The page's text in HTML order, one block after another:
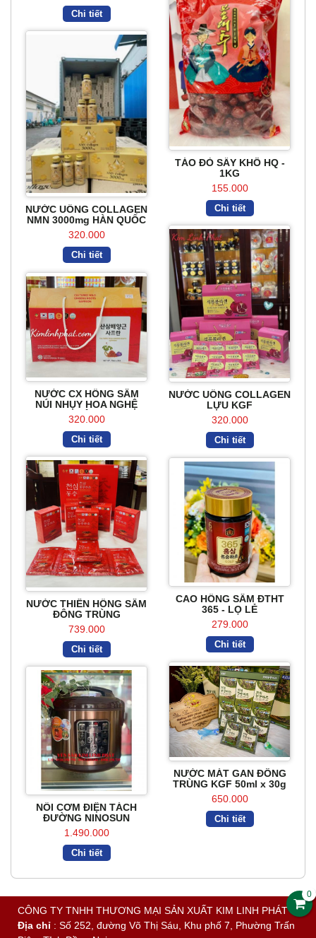
Chi tiết
TÁO ĐỎ SẤY KHÔ HQ -
1KG
155.000
Chi tiết
NƯỚC UỐNG COLLAGEN
NMN 3000mg HÀN QUỐC
10 Chai x 75ml
320.000
Chi tiết
NƯỚC UỐNG COLLAGEN
LỰU KGF
320.000
Chi tiết
NƯỚC CX HỒNG SÂM
NÚI NHỤY HOA NGHỆ
TÂY
320.000
Chi tiết
NƯỚC THIÊN HỒNG SÂM
ĐÔNG TRÙNG
739.000
Chi tiết
CAO HỒNG SÂM ĐTHT
365 - LỌ LẺ
279.000
Chi tiết
NƯỚC MÁT GAN ĐÔNG
TRÙNG KGF 50ml x 30g
650.000
Chi tiết
NỒI CƠM ĐIỆN TÁCH
ĐƯỜNG NINOSUN
1.490.000
Chi tiết
CÔNG TY TNHH THƯƠNG MẠI SẢN XUẤT KIM LINH PHÁT
Địa chỉ : Số 252, đường Võ Thị Sáu, Khu phố 7, Phường Trấn
0